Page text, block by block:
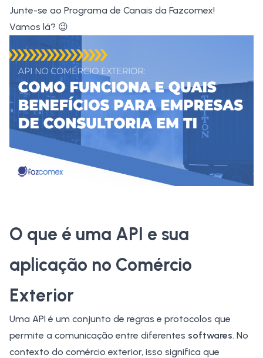
Junte-se ao Programa de Canais da Fazcomex!
Vamos lá? 😉
O que é uma API e sua
aplicação no Comércio
Exterior
Uma API é um conjunto de regras e protocolos que
permite a comunicação entre diferentes softwares. No
contexto do comércio exterior, isso significa que